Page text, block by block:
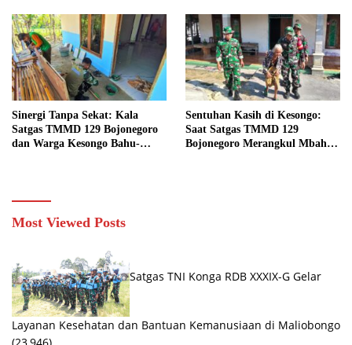
Sinergi Tanpa Sekat: Kala
Satgas TMMD 129 Bojonegoro
dan Warga Kesongo Bahu-
Sentuhan Kasih di Kesongo:
Saat Satgas TMMD 129
Bojonegoro Merangkul Mbah
Most Viewed Posts
Satgas TNI Konga RDB XXXIX-G Gelar
Layanan Kesehatan dan Bantuan Kemanusiaan di Maliobongo